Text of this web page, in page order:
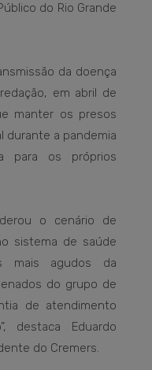
do Rio Grande
da doença
em abril de
manter os presos
durante a pandemia
para os próprios
o cenário de
sistema de saúde
mais agudos da
do grupo de
de atendimento
destaca Eduardo
do Cremers.